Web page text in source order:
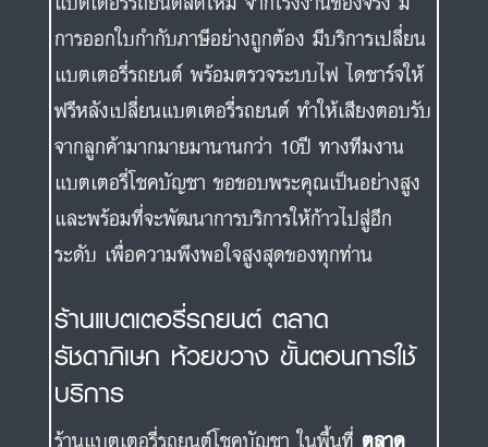
การออกใบกำกับภาษีอย่างถูกต้อง มีบริการเปลี่ยน
แบตเตอรี่รถยนต์ พร้อมตรวจระบบไฟ ไดชาร์จให้
ฟรีหลังเปลี่ยนแบตเตอรี่รถยนต์ ทำให้เสียงตอบรับ
จากลูกค้ามากมายมานานกว่า 10ปี ทางทีมงาน
แบตเตอรี่โชคบัญชา ขอขอบพระคุณเป็นอย่างสูง
และพร้อมที่จะพัฒนาการบริการให้ก้าวไปสู่อีก
ระดับ เพื่อความพึงพอใจสูงสุดของทุกท่าน
ร้านแบตเตอรี่รถยนต์ ตลาด
รัชดาภิเษก ห้วยขวาง ขั้นตอนการใช้
บริการ